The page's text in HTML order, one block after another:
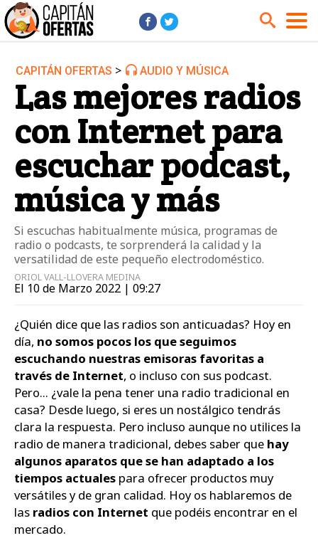
Audio y Música
Cámaras
Cine y Series
Coches
Deportes
Financiero
Hogar
Hoteles
Jardín
Juguetes
Libros
Moda él
Móviles
Niños
Tecnología
Videojuegos
Vuelos
Zapatos
CAPITÁN OFERTAS > AUDIO Y MÚSICA
Las mejores radios
con Internet para
escuchar podcast,
música y más
Si escuchas habitualmente música, programas de
radio o podcasts, te sorprenderá la calidad y la
versatilidad de este pequeño electrodoméstico.
ORIOL VALL-LLOVERA MEDINA
El 10 de Marzo 2022 | 09:27
¿Quién dice que las radios son anticuadas? Hoy en
día, no somos pocos los que seguimos
escuchando nuestras emisoras favoritas a
través de Internet, o incluso con sus podcast.
Pero... ¿vale la pena tener una radio tradicional en
casa? Desde luego, si eres un nostálgico tendrás
clara la respuesta. Pero incluso aunque no utilices la
radio de manera tradicional, debes saber que hay
algunos aparatos que se han adaptado a los
tiempos actuales para ofrecer productos muy
versátiles y de gran calidad. Hoy os hablaremos de
las radios con Internet que podéis encontrar en el
mercado.